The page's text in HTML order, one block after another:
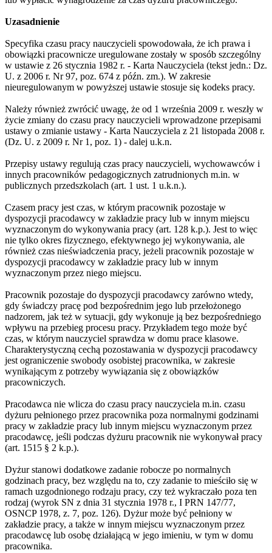
Uzasadnienie
Specyfika czasu pracy nauczycieli spowodowała, że ich prawa i
obowiązki pracownicze uregulowane zostały w sposób szczególny
w ustawie z 26 stycznia 1982 r. - Karta Nauczyciela (tekst jedn.: Dz.
U. z 2006 r. Nr 97, poz. 674 z późn. zm.). W zakresie
nieuregulowanym w powyższej ustawie stosuje się kodeks pracy.
Należy również zwrócić uwagę, że od 1 września 2009 r. weszły w
życie zmiany do czasu pracy nauczycieli wprowadzone przepisami
ustawy o zmianie ustawy - Karta Nauczyciela z 21 listopada 2008 r.
(Dz. U. z 2009 r. Nr 1, poz. 1) - dalej u.k.n.
Przepisy ustawy regulują czas pracy nauczycieli, wychowawców i
innych pracowników pedagogicznych zatrudnionych m.in. w
publicznych przedszkolach (art. 1 ust. 1 u.k.n.).
Czasem pracy jest czas, w którym pracownik pozostaje w
dyspozycji pracodawcy w zakładzie pracy lub w innym miejscu
wyznaczonym do wykonywania pracy (art. 128 k.p.). Jest to więc
nie tylko okres fizycznego, efektywnego jej wykonywania, ale
również czas nieświadczenia pracy, jeżeli pracownik pozostaje w
dyspozycji pracodawcy w zakładzie pracy lub w innym
wyznaczonym przez niego miejscu.
Pracownik pozostaje do dyspozycji pracodawcy zarówno wtedy,
gdy świadczy pracę pod bezpośrednim jego lub przełożonego
nadzorem, jak też w sytuacji, gdy wykonuje ją bez bezpośredniego
wpływu na przebieg procesu pracy. Przykładem tego może być
czas, w którym nauczyciel sprawdza w domu prace klasowe.
Charakterystyczną cechą pozostawania w dyspozycji pracodawcy
jest ograniczenie swobody osobistej pracownika, w zakresie
wynikającym z potrzeby wywiązania się z obowiązków
pracowniczych.
Pracodawca nie wlicza do czasu pracy nauczyciela m.in. czasu
dyżuru pełnionego przez pracownika poza normalnymi godzinami
pracy w zakładzie pracy lub innym miejscu wyznaczonym przez
pracodawcę, jeśli podczas dyżuru pracownik nie wykonywał pracy
(art. 1515 § 2 k.p.).
Dyżur stanowi dodatkowe zadanie robocze po normalnych
godzinach pracy, bez względu na to, czy zadanie to mieściło się w
ramach uzgodnionego rodzaju pracy, czy też wykraczało poza ten
rodzaj (wyrok SN z dnia 31 stycznia 1978 r., I PRN 147/77,
OSNCP 1978, z. 7, poz. 126). Dyżur może być pełniony w
zakładzie pracy, a także w innym miejscu wyznaczonym przez
pracodawcę lub osobę działającą w jego imieniu, w tym w domu
pracownika.